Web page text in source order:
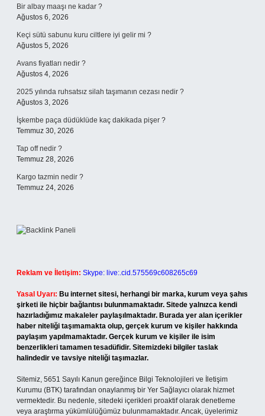
Bir albay maaşı ne kadar ?
Ağustos 6, 2026
Keçi sütü sabunu kuru ciltlere iyi gelir mi ?
Ağustos 5, 2026
Avans fiyatları nedir ?
Ağustos 4, 2026
2025 yılında ruhsatsız silah taşımanın cezası nedir ?
Ağustos 3, 2026
İşkembe paça düdüklüde kaç dakikada pişer ?
Temmuz 30, 2026
Tap off nedir ?
Temmuz 28, 2026
Kargo tazmin nedir ?
Temmuz 24, 2026
Reklam ve İletişim: Skype: live:.cid.575569c608265c69
Yasal Uyarı: Bu internet sitesi, herhangi bir marka, kurum veya şahıs
şirketi ile hiçbir bağlantısı bulunmamaktadır. Sitede yalnızca kendi
hazırladığımız makaleler paylaşılmaktadır. Burada yer alan içerikler
haber niteliği taşımamakta olup, gerçek kurum ve kişiler hakkında
paylaşım yapılmamaktadır. Gerçek kurum ve kişiler ile isim
benzerlikleri tamamen tesadüfidir. Sitemizdeki bilgiler taslak
halindedir ve tavsiye niteliği taşımazlar.
Sitemiz, 5651 Sayılı Kanun gereğince Bilgi Teknolojileri ve İletişim
Kurumu (BTK) tarafından onaylanmış bir Yer Sağlayıcı olarak hizmet
vermektedir. Bu nedenle, sitedeki içerikleri proaktif olarak denetleme
veya araştırma yükümlülüğümüz bulunmamaktadır. Ancak, üyelerimiz